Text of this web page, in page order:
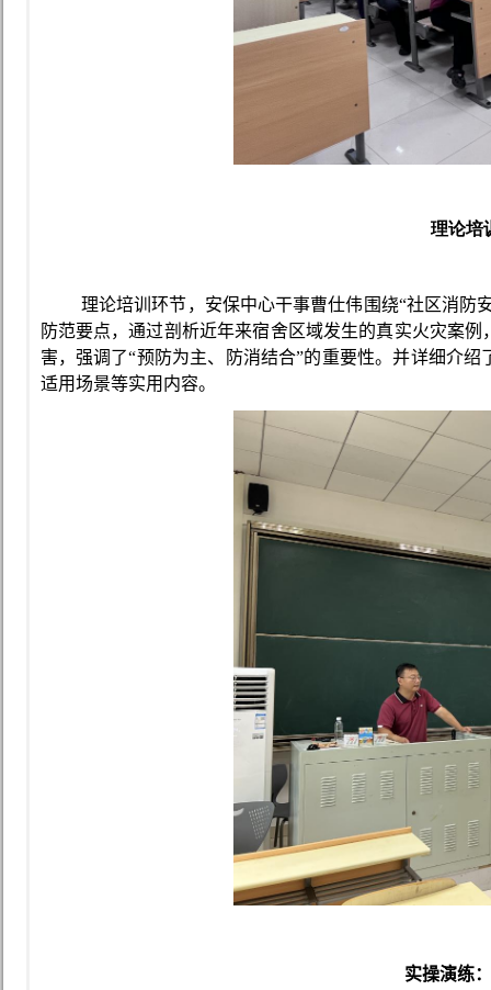
理论培
理论培训环节， 安保中心干事曹仕伟 围绕“社区消防
防范要点，通过剖析近年来宿舍区域发生的真实火灾案例
害，强调了“预防为主、防消结合”的重要性。并详细介绍
适用场景等实用内容。
实操演练：